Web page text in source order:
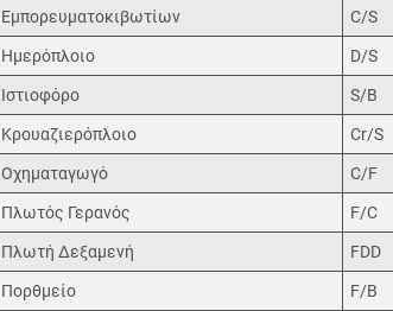
Εμπορευματοκιβωτίων C/S
Ημερόπλοιο D/S
Ιστιοφόρο S/B
Κρουαζιερόπλοιο Cr/S
Οχηματαγωγό C/F
Πλωτός Γερανός F/C
Πλωτή Δεξαμενή FDD
Πορθμείο F/B